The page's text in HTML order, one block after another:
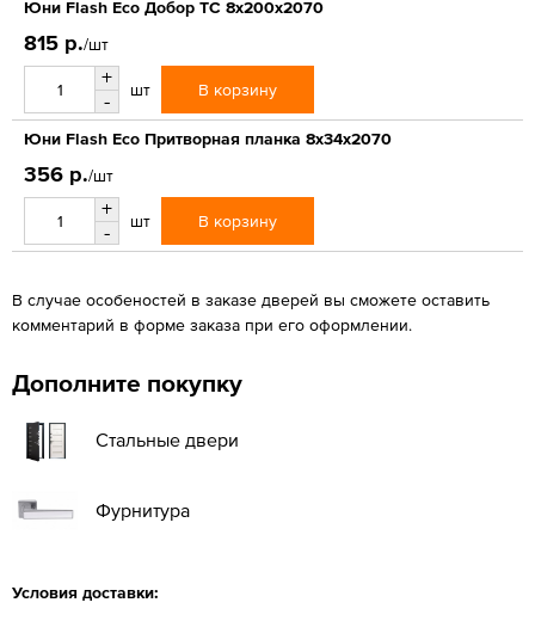
Юни Flash Eco Добор ТС 8x200x2070
815 р./шт
+
-
шт В корзину
Юни Flash Eco Притворная планка 8x34x2070
356 р./шт
+
-
шт В корзину
В случае особеностей в заказе дверей вы сможете оставить
комментарий в форме заказа при его оформлении.
Дополните покупку
Стальные двери
Фурнитура
Условия доставки: